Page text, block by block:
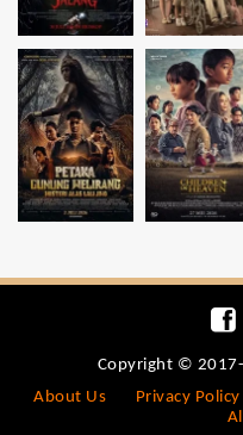
Copyright ©
About Us
Privacy Policy